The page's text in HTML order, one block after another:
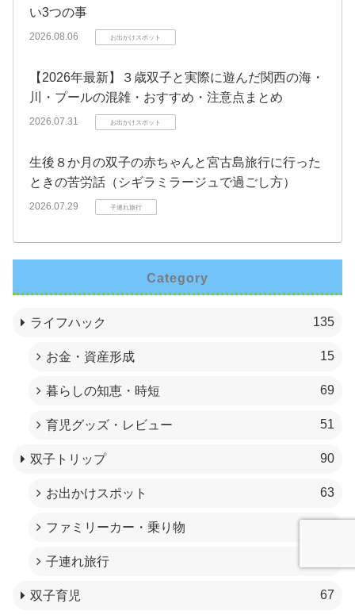
い3つの事
2026.08.06 お出かけスポット
【2026年最新】３歳双子と実際に遊んだ関西の海・
川・プールの混雑・おすすめ・注意点まとめ
2026.07.31 お出かけスポット
生後８か月の双子の赤ちゃんと宮古島旅行に行った
ときの苦労話（シギラミラージュで過ごし方）
2026.07.29 子連れ旅行
Category
ライフハック 135
お金・資産形成 15
暮らしの知恵・時短 69
育児グッズ・レビュー 51
双子トリップ 90
お出かけスポット 63
ファミリーカー・乗り物
子連れ旅行
双子育児 67